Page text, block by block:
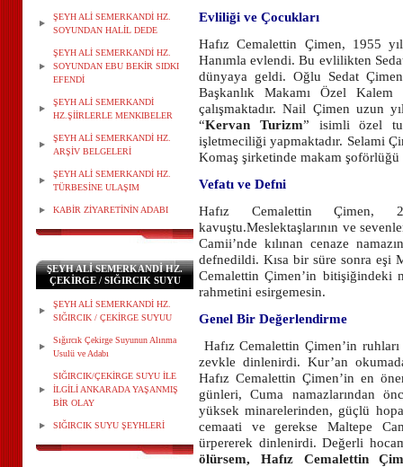
ŞEYH ALİ SEMERKANDİ HZ.
SOYUNDAN HALİL DEDE
ŞEYH ALİ SEMERKANDİ HZ.
SOYUNDAN EBU BEKİR SIDKI
EFENDİ
ŞEYH ALİ SEMERKANDİ
HZ.ŞİİRLERLE MENKIBELER
ŞEYH ALİ SEMERKANDİ HZ.
ARŞİV BELGELERİ
ŞEYH ALİ SEMERKANDİ HZ.
TÜRBESİNE ULAŞIM
KABİR ZİYARETİNİN ADABI
ŞEYH ALİ SEMERKANDİ HZ.
ÇEKİRGE / SIĞIRCIK SUYU
ŞEYH ALİ SEMERKANDİ HZ.
SIĞIRCIK / ÇEKİRGE SUYUU
Sığırcık Çekirge Suyunun Alınma
Usulü ve Adabı
SIĞIRCIK/ÇEKİRGE SUYU İLE
İLGİLİ ANKARADA YAŞANMIŞ
BİR OLAY
SIĞIRCIK SUYU ŞEYHLERİ
Evliliği ve Çocukları
Hafız Cemalettin Çimen, 1955
Hanımla evlendi. Bu evlilikten
dünyaya geldi. Oğlu Sedat
Başkanlık Makamı Özel
çalışmaktadır. Nail Çimen uzun
“Kervan Turizm” isimli özel
işletmeciliği yapmaktadır. Selami
Komaş şirketinde makam şoförlüğü
Vefatı ve Defni
Hafız Cemalettin Çimen,
kavuştu.Meslektaşlarının ve
Camii’nde kılınan cenaze
defnedildi. Kısa bir süre sonra eşi
Cemalettin Çimen’in bitişiğindeki
rahmetini esirgemesin.
Genel Bir Değerlendirme
Hafız Cemalettin Çimen’in
zevkle dinlenirdi. Kur’an
Hafız Cemalettin Çimen’in en
günleri, Cuma namazlarından
yüksek minarelerinden, güçlü
cemaati ve gerekse Maltepe
ürpererek dinlenirdi. Değerli
ölürsem, Hafız Cemalettin